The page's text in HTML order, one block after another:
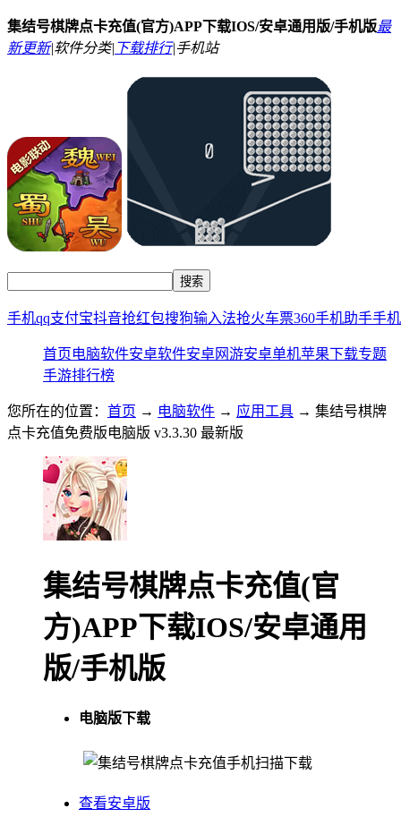
集结号棋牌点卡充值(官方)APP下载IOS/安卓通用版/手机版最
新更新|软件分类| 下载排行|手机站
手机qq支付宝抖音抢红包搜狗输入法抢火车票360手机助手手
首页电脑软件安卓软件安卓网游安卓单机苹果下载专题
手游排行榜
您所在的位置： 首页 → 电脑软件 → 应用工具 → 集结号棋牌
点卡充值免费版电脑版 v3.3.30 最新版
集结号棋牌点卡充值(官
方)APP下载IOS/安卓通用
版/手机版
电脑版下载
手机扫描下载
查看安卓版